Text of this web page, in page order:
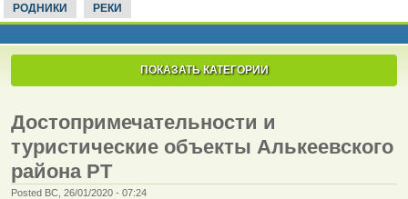
РОДНИКИ РЕКИ
ПОКАЗАТЬ КАТЕГОРИИ
Достопримечательности и
туристические объекты Алькеевского
района РТ
Posted ВС, 26/01/2020 - 07:24